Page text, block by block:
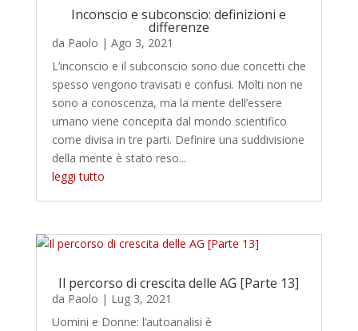
Inconscio e subconscio: definizioni e
differenze
da Paolo | Ago 3, 2021
L’inconscio e il subconscio sono due concetti che
spesso vengono travisati e confusi. Molti non ne
sono a conoscenza, ma la mente dell’essere
umano viene concepita dal mondo scientifico
come divisa in tre parti. Definire una suddivisione
della mente è stato reso...
leggi tutto
Il percorso di crescita delle AG [Parte 13]
da Paolo | Lug 3, 2021
Uomini e Donne: l’autoanalisi è